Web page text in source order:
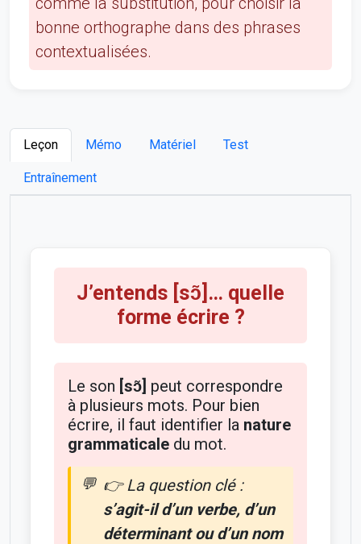
bonne orthographe dans des phrases
contextualisées.
Leçon Mémo Matériel Test
Entraînement
J’entends [sɔ̃]… quelle
forme écrire ?
Le son [sɔ̃] peut correspondre
à plusieurs mots. Pour bien
écrire, il faut identifier la nature
grammaticaledu mot.
👉 La question clé :
s’agit-il d’un verbe, d’un
déterminant ou d’un nom